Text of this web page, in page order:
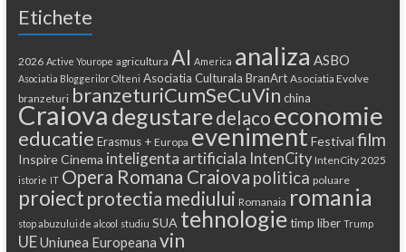
Etichete
2026 Active Yourope agricultura AI America analiza ASBO
Asociatia Bloggerilor Olteni Asociatia Culturala BranArt Asociatia Evolve
branzeturi branzeturiCumSeCuVin china
Craiova degustaredelaco economie
educatie Erasmus + Europa eveniment Festival film
Inspire Cinema inteligenta artificiala IntenCity IntenCity 2025
istorie IT Opera Romana Craiova politica poluare
proiect protectia mediului Romanaia romania
stop abuzului de alcool studiu SUA tehnologie timp liber Trump
UEUniunea Europeana vin